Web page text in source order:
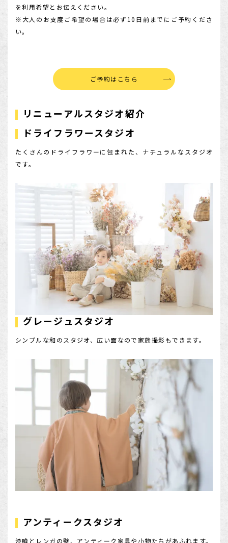
を利用希望とお伝えください。
※大人のお支度ご希望の場合は必ず10日前までにご予約くださ
い。
ご予約はこちら
リニューアルスタジオ紹介
ドライフラワースタジオ
たくさんのドライフラワーに包まれた、ナチュラルなスタジオ
です。
グレージュスタジオ
シンプルな和のスタジオ、広い面なので家族撮影もできます。
アンティークスタジオ
漆喰とレンガの壁、アンティーク家具や小物たちがあふれます。